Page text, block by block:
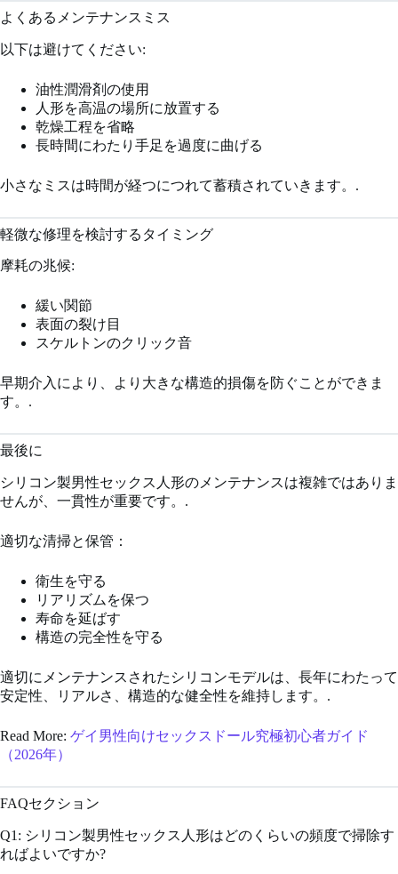
よくあるメンテナンスミス
以下は避けてください:
油性潤滑剤の使用
人形を高温の場所に放置する
乾燥工程を省略
長時間にわたり手足を過度に曲げる
小さなミスは時間が経つにつれて蓄積されていきます。.
軽微な修理を検討するタイミング
摩耗の兆候:
緩い関節
表面の裂け目
スケルトンのクリック音
早期介入により、より大きな構造的損傷を防ぐことができま
す。.
最後に
シリコン製男性セックス人形のメンテナンスは複雑ではありま
せんが、一貫性が重要です。.
適切な清掃と保管：
衛生を守る
リアリズムを保つ
寿命を延ばす
構造の完全性を守る
適切にメンテナンスされたシリコンモデルは、長年にわたって
安定性、リアルさ、構造的な健全性を維持します。.
Read More: ゲイ男性向けセックスドール究極初心者ガイド
（2026年）
FAQセクション
Q1: シリコン製男性セックス人形はどのくらいの頻度で掃除す
ればよいですか?